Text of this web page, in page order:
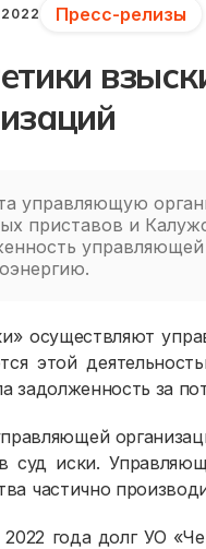
Пресс-релизы
управляющую
приставов и
осуществляют
этой
задолженность за
суд иски.
частично
года долг УО